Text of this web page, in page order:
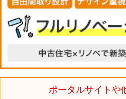
ポータルサイトや